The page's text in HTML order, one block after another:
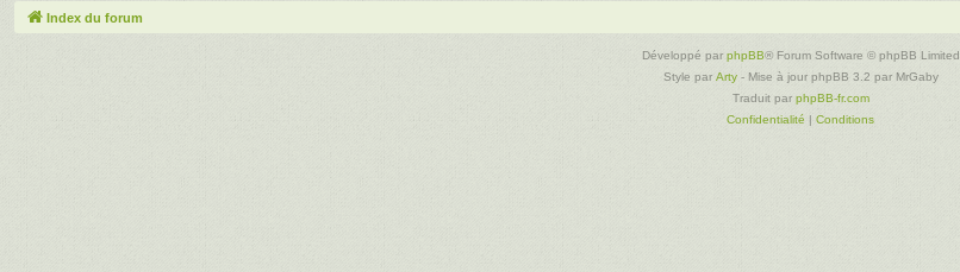
Index du forum
Développé par phpBB® Forum Software © phpBB Limited
Style par Arty- Mise à jour phpBB 3.2 par MrGaby
Traduit par phpBB-fr.com
Confidentialité | Conditions